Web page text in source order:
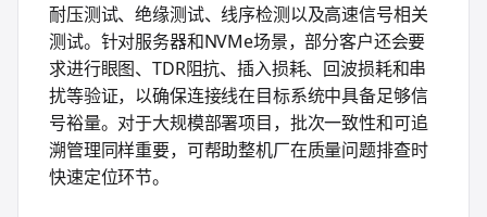
耐压测试、绝缘测试、线序检测以及高速信号相关
测试。针对服务器和NVMe场景，部分客户还会要
求进行眼图、TDR阻抗、插入损耗、回波损耗和串
扰等验证，以确保连接线在目标系统中具备足够信
号裕量。对于大规模部署项目，批次一致性和可追
溯管理同样重要，可帮助整机厂在质量问题排查时
快速定位环节。